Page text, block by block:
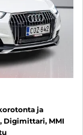
ja
Digimittari, MMI